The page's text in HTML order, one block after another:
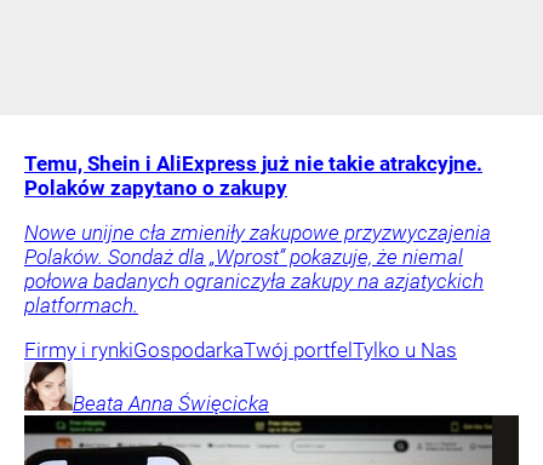
Temu, Shein i AliExpress już nie takie atrakcyjne.
Polaków zapytano o zakupy
Nowe unijne cła zmieniły zakupowe przyzwyczajenia
Polaków. Sondaż dla „Wprost” pokazuje, że niemal
połowa badanych ograniczyła zakupy na azjatyckich
platformach.
Firmy i rynkiGospodarkaTwój portfelTylko u Nas
Beata Anna Święcicka